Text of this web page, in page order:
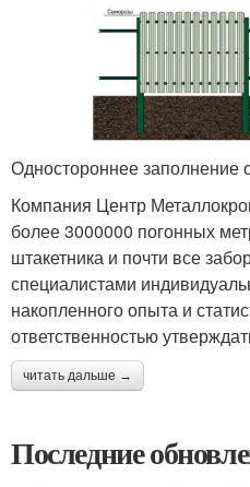
Одностороннее заполнение
Компания Центр
более 3000000 погонных
штакетника и почти все
специалистами
накопленного опыта и
ответственностью
читать дальше →
Последние